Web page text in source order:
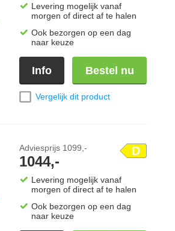
Levering mogelijk vanaf
morgen of direct af te halen
Ook bezorgen op een dag
naar keuze
Info Bestel nu
Vergelijk dit product
D
Adviesprijs 1099,-
1044,-
Levering mogelijk vanaf
morgen of direct af te halen
Ook bezorgen op een dag
naar keuze